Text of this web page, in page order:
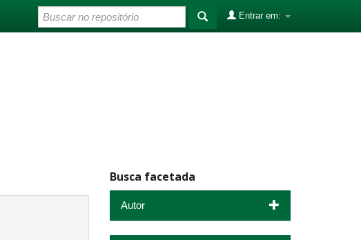
Entrar em:
Busca facetada
Autor